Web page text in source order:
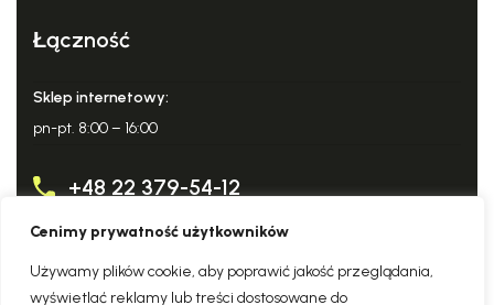
Cenimy prywatność użytkowników
Używamy plików cookie, aby poprawić jakość przeglądania,
wyświetlać reklamy lub treści dostosowane do
Połączenie z urządzeniem
za pomocą aplikacji.
Łączność
Sklep internetowy:
pn-pt. 8:00 – 16:00
+48 22 379-54-12
info@domowy-expert.pl